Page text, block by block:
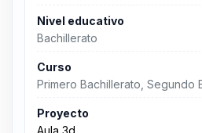
Nivel educativo
Bachillerato
Curso
Primero Bachillerato, Segundo
Proyecto